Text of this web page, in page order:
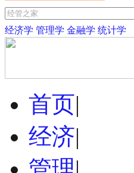
经济学 管理学 金融学 统计学
首页|
经济|